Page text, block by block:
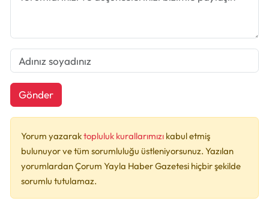
Gönder
Yorum yazaraktopluluk kurallarımızı kabul etmiş
bulunuyor ve tüm sorumluluğu üstleniyorsunuz. Yazılan
yorumlardan Çorum Yayla Haber Gazetesi hiçbir şekilde
sorumlu tutulamaz.